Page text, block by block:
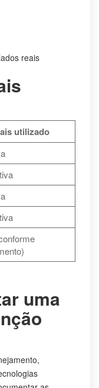
reais
utilizado
uma